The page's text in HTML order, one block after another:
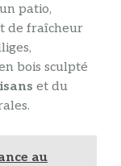
patio,
de fraîcheur
bois sculpté
et du
au